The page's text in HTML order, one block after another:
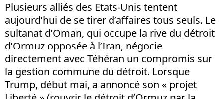
Plusieurs alliés des Etats-Unis tentent
aujourd’hui de se tirer d’affaires tous seuls. Le
sultanat d’Oman, qui occupe la rive du détroit
d’Ormuz opposée à l’Iran, négocie
directement avec Téhéran un compromis sur
la gestion commune du détroit. Lorsque
Trump, début mai, a annoncé son « projet